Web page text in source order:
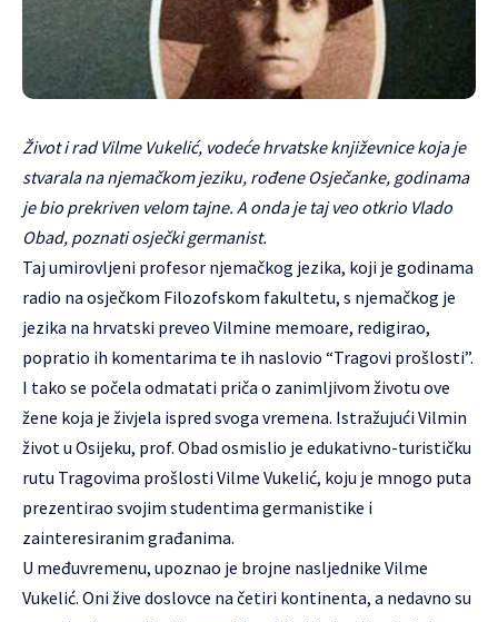
Život i rad Vilme Vukelić, vodeće hrvatske književnice koja je
stvarala na njemačkom jeziku, rođene Osječanke, godinama
je bio prekriven velom tajne. A onda je taj veo otkrio Vlado
Obad, poznati osječki germanist.
Taj umirovljeni profesor njemačkog jezika, koji je godinama
radio na osječkom Filozofskom fakultetu, s njemačkog je
jezika na hrvatski preveo Vilmine memoare, redigirao,
popratio ih komentarima te ih naslovio “Tragovi prošlosti”.
I tako se počela odmatati priča o zanimljivom životu ove
žene koja je živjela ispred svoga vremena. Istražujući Vilmin
život u Osijeku, prof. Obad osmislio je edukativno-turističku
rutu Tragovima prošlosti Vilme Vukelić, koju je mnogo puta
prezentirao svojim studentima germanistike i
zainteresiranim građanima.
U međuvremenu, upoznao je brojne nasljednike Vilme
Vukelić. Oni žive doslovce na četiri kontinenta, a nedavno su